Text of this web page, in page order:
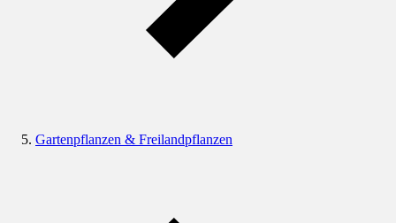
Gartenpflanzen & Freilandpflanzen